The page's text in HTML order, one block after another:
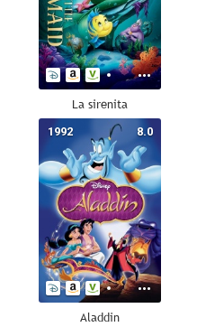
La sirenita
8.0
1992
Aladdin